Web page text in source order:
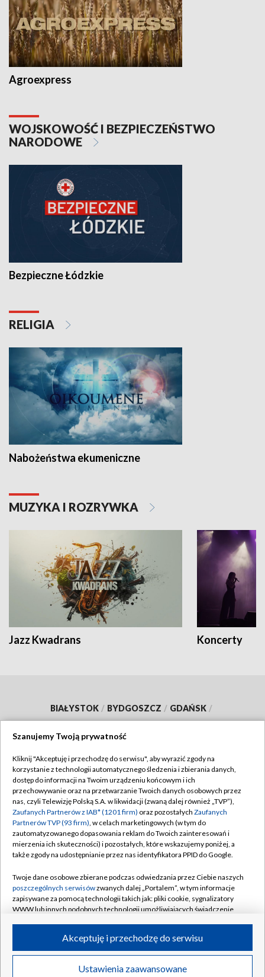
Agroexpress
WOJSKOWOŚĆ I BEZPIECZEŃSTWO
NARODOWE
Bezpieczne Łódzkie
RELIGIA
Nabożeństwa ekumeniczne
MUZYKA I ROZRYWKA
Jazz Kwadrans Koncerty
BIAŁYSTOK / BYDGOSZCZ / GDAŃSK /
OPOLE / POZNAŃ / RZESZÓW /
SZCZECIN
WARSZAWA WROCŁAW
Dołącz do nas:
Abonament TVP
Emisja w TVP
Centrum informacji TVP
Naziemna Telewizja Cyfrowa
Regulamin TVP
Polityka prywatności
Pomoc
Biuro reklamy
Szanujemy Twoją prywatność
Kliknij "Akceptuję i przechodzę do serwisu", aby wyrazić zgody na
korzystanie z technologii automatycznego śledzenia i zbierania danych,
dostęp do informacji na Twoim urządzeniu końcowym i ich
przechowywanie oraz na przetwarzanie Twoich danych osobowych przez
nas, czyli Telewizję Polską S.A. w likwidacji (zwaną dalej również „TVP”),
Zaufanych Partnerów z IAB* (1201 firm) oraz pozostałych Zaufanych
Partnerów TVP (93 firm), w celach marketingowych (w tym do
zautomatyzowanego dopasowania reklam do Twoich zainteresowań i
mierzenia ich skuteczności) i pozostałych, które wskazujemy poniżej, a
także zgody na udostępnianie przez nas identyfikatora PPID do Google.
Twoje dane osobowe zbierane podczas odwiedzania przez Ciebie naszych
poszczególnych serwisówzwanych dalej „Portalem”, w tym informacje
zapisywane za pomocą technologii takich jak: pliki cookie, sygnalizatory
WWW lub innych podobnych technologii umożliwiających świadczenie
ruchu w Internecie.
Twoje dane osobowe zbierane podczas odwiedzania przez Ciebie
poszczególnych serwisówna Portalu, takie jak adresy IP, identyfikatory
Ustawienia zaawansowane
Akceptuję i przechodzę do serwisu